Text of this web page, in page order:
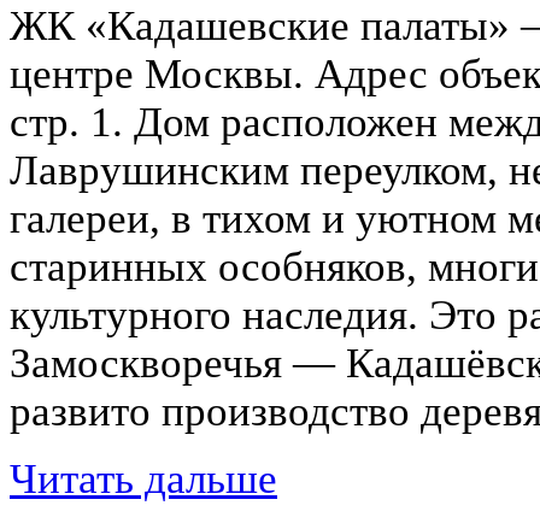
ЖК «Кадашевские палаты»
центре Москвы. Адрес
стр. 1. Дом расположен
Лаврушинским переулком,
галереи, в тихом и уютном
старинных особняков,
культурного наследия. Это
Замоскворечья —
развито производство
Читать дальше